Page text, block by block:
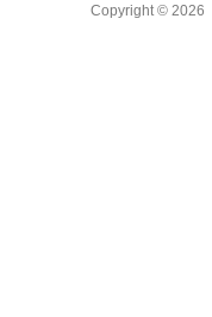
Copyright © 2026